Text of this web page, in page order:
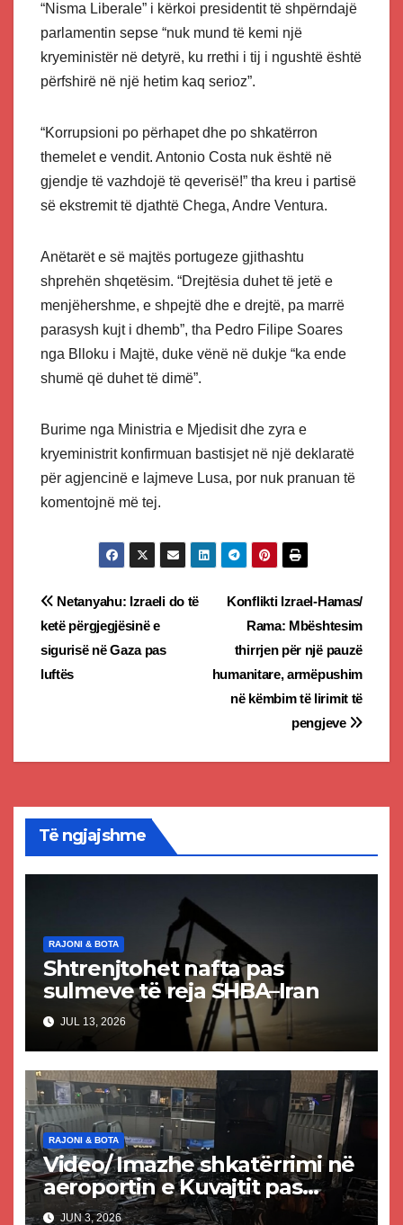
“Nisma Liberale” i kërkoi presidentit të shpërndajë
parlamentin sepse “nuk mund të kemi një
kryeministër në detyrë, ku rrethi i tij i ngushtë është
përfshirë në një hetim kaq serioz”.
“Korrupsioni po përhapet dhe po shkatërron
themelet e vendit. Antonio Costa nuk është në
gjendje të vazhdojë të qeverisë!” tha kreu i partisë
së ekstremit të djathtë Chega, Andre Ventura.
Anëtarët e së majtës portugeze gjithashtu
shprehën shqetësim. “Drejtësia duhet të jetë e
menjëhershme, e shpejtë dhe e drejtë, pa marrë
parasysh kujt i dhemb”, tha Pedro Filipe Soares
nga Blloku i Majtë, duke vënë në dukje “ka ende
shumë që duhet të dimë”.
Burime nga Ministria e Mjedisit dhe zyra e
kryeministrit konfirmuan bastisjet në një deklaratë
për agjencinë e lajmeve Lusa, por nuk pranuan të
komentojnë më tej.
Post
navigation
Konflikti Izrael-Hamas/
Rama: Mbështesim
thirrjen për një pauzë
humanitare, armëpushim
në këmbim të lirimit të
pengjeve
Netanyahu: Izraeli do të
ketë përgjegjësinë e
sigurisë në Gaza pas
luftës
Të ngjajshme
RAJONI & BOTA
Shtrenjtohet nafta pas
sulmeve të reja SHBA–Iran
JUL 13, 2026
RAJONI & BOTA
Video/ Imazhe shkatërrimi në
aeroportin e Kuvajtit pas
sulmit iranian, një i vdekur
JUN 3, 2026